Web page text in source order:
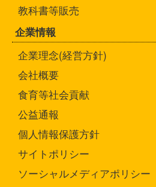
教科書等販売
企業情報
企業理念(経営方針)
会社概要
食育等社会貢献
公益通報
個人情報保護方針
サイトポリシー
ソーシャルメディアポリシー